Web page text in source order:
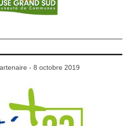
- 8 octobre 2019